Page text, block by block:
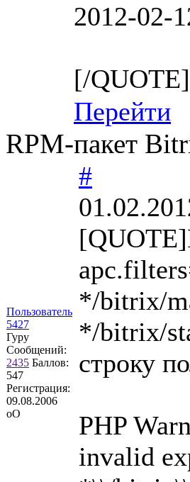
2012-02-
[/QUOTE]
Перейти
RPM-пакет
Пользователь
5427
Гуру
Сообщений:
2435 Баллов:
547
Регистрация:
09.08.2006
оО
#
*/bitrix/
*/bitrix/
строку
PHP
invalid